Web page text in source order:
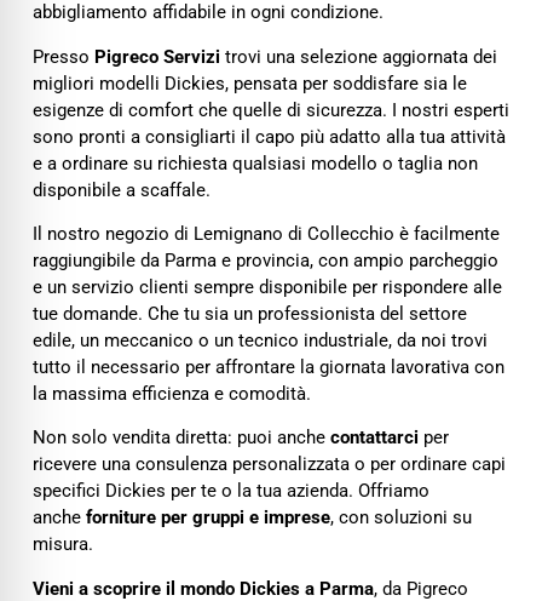
abbigliamento affidabile in ogni condizione.
Presso Pigreco Servizi trovi una selezione aggiornata dei
migliori modelli Dickies, pensata per soddisfare sia le
esigenze di comfort che quelle di sicurezza. I nostri esperti
sono pronti a consigliarti il capo più adatto alla tua attività
e a ordinare su richiesta qualsiasi modello o taglia non
disponibile a scaffale.
Il nostro negozio di Lemignano di Collecchio è facilmente
raggiungibile da Parma e provincia, con ampio parcheggio
e un servizio clienti sempre disponibile per rispondere alle
tue domande. Che tu sia un professionista del settore
edile, un meccanico o un tecnico industriale, da noi trovi
tutto il necessario per affrontare la giornata lavorativa con
la massima efficienza e comodità.
Non solo vendita diretta: puoi anche contattarci per
ricevere una consulenza personalizzata o per ordinare capi
specifici Dickies per te o la tua azienda. Offriamo
anche forniture per gruppi e imprese, con soluzioni su
misura.
Vieni a scoprire il mondo Dickies a Parma, da Pigreco